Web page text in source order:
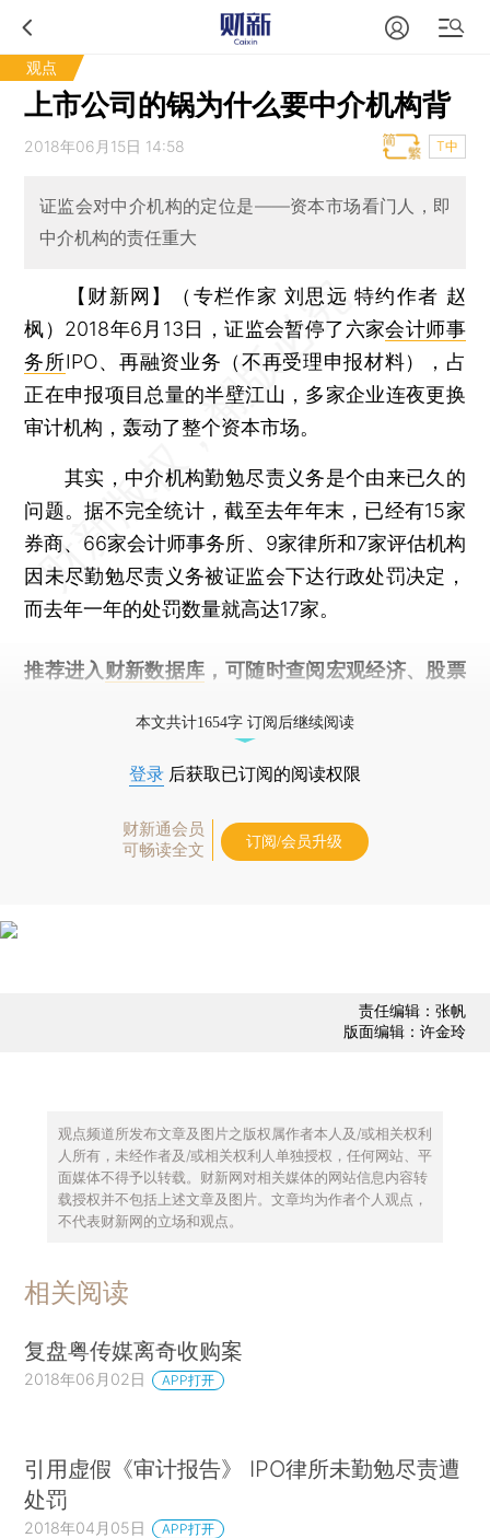
观点
上市公司的锅为什么要中介机构背
2018年06月15日 14:58 T中
证监会对中介机构的定位是——资本市场看门人，即
中介机构的责任重大
【财新网】（专栏作家 刘思远 特约作者 赵
枫） 2018年6月13日，证监会暂停了六家会计师事
务所IPO、再融资业务（不再受理申报材料），占
正在申报项目总量的半壁江山，多家企业连夜更换
审计机构，轰动了整个资本市场。
其实，中介机构勤勉尽责义务是个由来已久的
问题。据不完全统计，截至去年年末，已经有15家
券商、66家会计师事务所、9家律所和7家评估机构
因未尽勤勉尽责义务被证监会下达行政处罚决定，
而去年一年的处罚数量就高达17家。
推荐进入 财新数据库 ，可随时查阅宏观经济、股票
本文共计1654字 订阅后继续阅读
登录 后获取已订阅的阅读权限
财新通会员
可畅读全文
订阅/会员升级
责任编辑：张帆
版面编辑：许金玲
观点频道所发布文章及图片之版权属作者本人及/或相关权利
人所有，未经作者及/或相关权利人单独授权，任何网站、平
面媒体不得予以转载。财新网对相关媒体的网站信息内容转
载授权并不包括上述文章及图片。文章均为作者个人观点，
不代表财新网的立场和观点。
相关阅读
复盘粤传媒离奇收购案
2018年06月02日 APP打开
引用虚假《审计报告》 IPO律所未勤勉尽责遭
处罚
2018年04月05日 APP打开